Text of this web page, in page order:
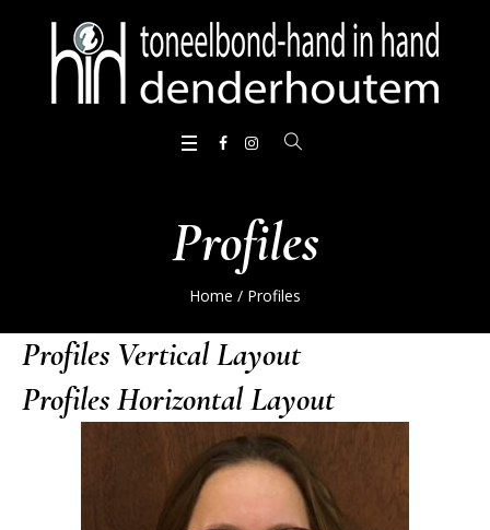
Profiles
Home / Profiles
Profiles Vertical Layout
Profiles Horizontal Layout